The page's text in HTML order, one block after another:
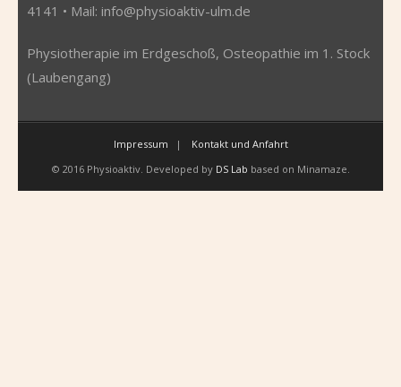
4141 • Mail: info@physioaktiv-ulm.de
Physiotherapie im Erdgeschoß, Osteopathie im 1. Stock
(Laubengang)
Impressum
Kontakt und Anfahrt
© 2016 Physioaktiv. Developed by DS Lab based on Minamaze.